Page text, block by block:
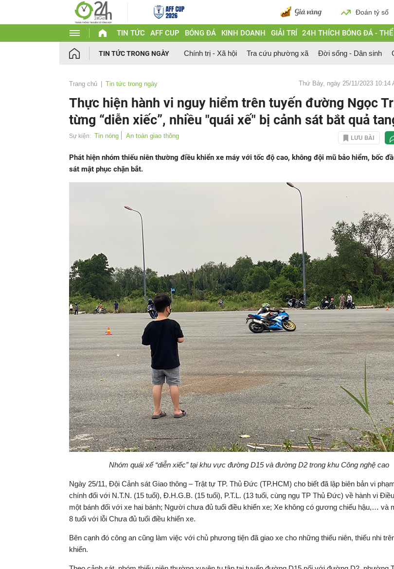
Đoán tỷ số
TIN TỨC AFF CUP BÓNG ĐÁ KINH DOANH GIẢI TRÍ 24H THÍCH BÓNG ĐÁ -
TIN TỨC TRONG NGÀY Chính trị - Xã hội Tra cứu phường xã Đời sống - Dân sinh
Trang chủ Tin tức trong ngày Thứ Bảy, ngày 25/11/2023 10:14
Thực hiện hành vi nguy hiểm trên tuyến đường Ngọc
từng “diễn xiếc”, nhiều "quái xế" bị cảnh sát bắt quả
Sự kiện: Tin nóng An toàn giao thông LƯU BÀI
Phát hiện nhóm thiếu niên thường điều khiển xe máy với tốc độ cao, không đội mũ bảo hiểm, bốc
sát mật phục chặn bắt.
Nhóm quái xế “diễn xiếc” tại khu vực đường D15 và đường D2 trong khu Công nghệ cao
Ngày 25/11, Đội Cảnh sát Giao thông – Trật tự TP. Thủ Đức (TP.HCM) cho biết đã lập biên bản vi
chính đối với N.T.N. (15 tuổi), Đ.H.G.B. (15 tuổi), P.T.L. (13 tuổi, cùng ngụ TP Thủ Đức) về hành vi
một bánh đối với xe hai bánh; Người chưa đủ tuổi điều khiển xe; Xe không có gương chiếu hậu,… và
8 tuổi với lỗi Chưa đủ tuổi điều khiển xe.
Bên cạnh đó công an cũng làm việc với chủ phương tiện đã giao xe cho những thiếu niên, thiếu nhi
khiển.